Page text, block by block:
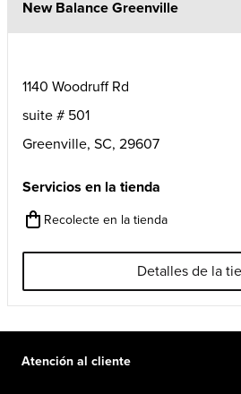
New Balance Greenville
1140 Woodruff Rd
suite # 501
Greenville, SC, 29607
Servicios en la tienda
Recolecte en la tienda
Detalles de la
Atención al cliente